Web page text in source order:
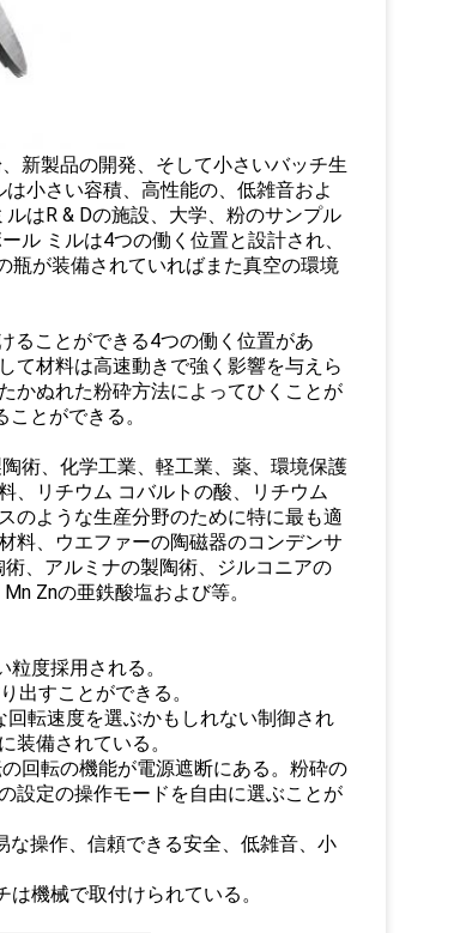
新製品の開発、そして小さいバッチ生
小さい容積、高性能の、低雑音およ
はR & Dの施設、大学、粉のサンプル
ル ミルは4つの働く位置と設計され、
瓶が装備されていればまた真空の環境
ることができる4つの働く位置があ
て材料は高速動きで強く影響を与えら
かぬれた粉砕方法によってひくことが
とができる。
術、化学工業、軽工業、薬、環境保護
、リチウム コバルトの酸、リチウム
のような生産分野のために特に最も適
料、ウエファーの陶磁器のコンデンサ
、アルミナの製陶術、ジルコニアの
Znの亜鉄酸塩および等。
度採用される。
出すことができる。
転速度を選ぶかもしれない制御され
装備されている。
回転の機能が電源遮断にある。粉砕の
設定の操作モードを自由に選ぶことが
な操作、信頼できる安全、低雑音、小
機械で取付けられている。